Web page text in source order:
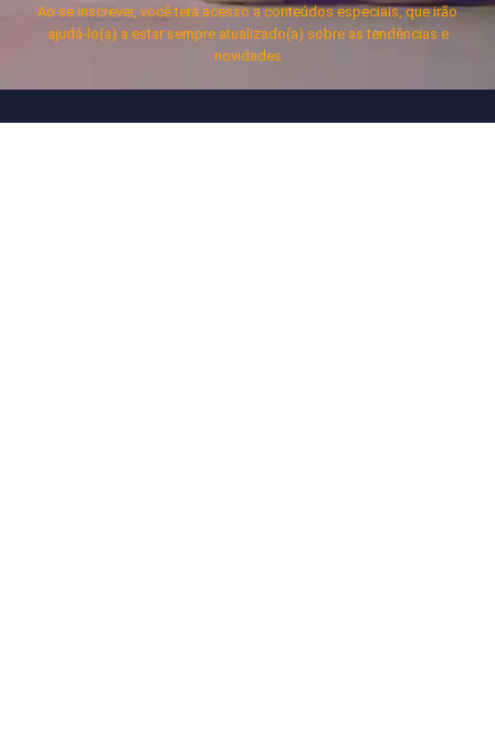
Ao se inscrever, você terá acesso a conteúdos especiais, que irão
ajudá-lo(a) a estar sempre atualizado(a) sobre as tendências e
novidades